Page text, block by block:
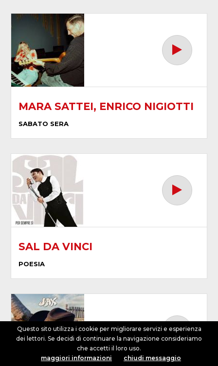
dalle 00:00 alle 07:00
MARA SATTEI, ENRICO NIGIOTTI
SABATO SERA
SAL DA VINCI
POESIA
Questo sito utilizza i cookie per migliorare servizi e esperienza
dei lettori. Se decidi di continuare la navigazione consideriamo
che accetti il loro uso.
maggiori informazioni
chiudi messaggio